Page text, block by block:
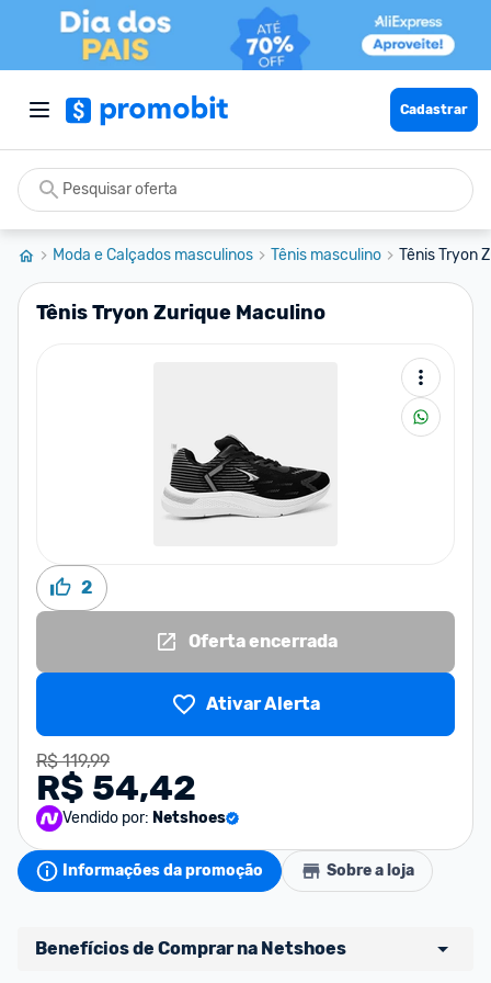
Cadastrar
Moda e Calçados masculinos Tênis masculino Tênis Tryon
Tênis Tryon Zurique Maculino
2
Oferta encerrada
Ativar Alerta
R$ 119,99
R$ 54,42
Vendido por: Netshoes
Informações da promoção Sobre a loja
Benefícios de Comprar na Netshoes